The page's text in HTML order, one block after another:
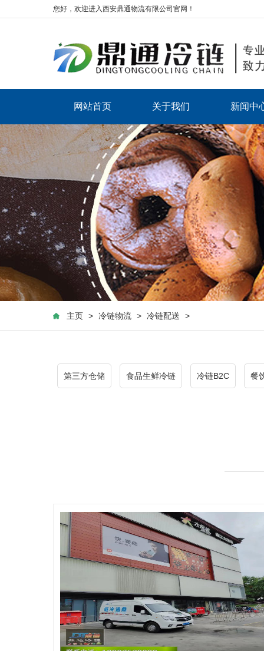
您好，欢迎进入西安鼎通物流有限公司官网！
网站首页 关于我们 新闻中
主页 > 冷链物流 > 冷链配送 >
第三方仓储 食品生鲜冷链 冷链B2C 餐